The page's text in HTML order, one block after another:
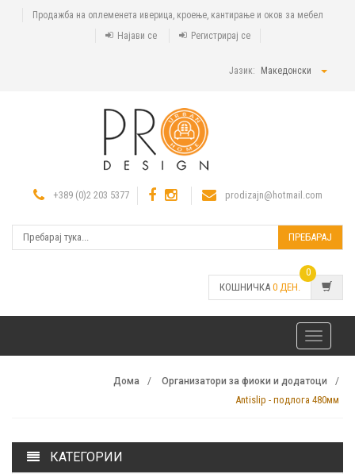
Продажба на оплеменета иверица, кроење, кантирање и оков за мебел
Најави се
Регистрирај се
Јазик: Македонски
+389 (0)2 203 5377 prodizajn@hotmail.com
ПРЕБАРАЈ
КОШНИЧКА 0 ДЕН.
0
Toggle
navigation
Дома Организатори за фиоки и додатоци
Antislip - подлога 480мм
КАТЕГОРИИ